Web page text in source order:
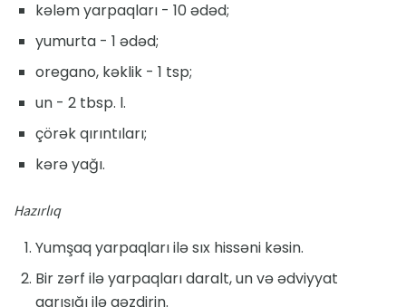
kələm yarpaqları - 10 ədəd;
yumurta - 1 ədəd;
oregano, kəklik - 1 tsp;
un - 2 tbsp. l.
çörək qırıntıları;
kərə yağı.
Hazırlıq
Yumşaq yarpaqları ilə sıx hissəni kəsin.
Bir zərf ilə yarpaqları daralt, un və ədviyyat
qarışığı ilə gəzdirin.